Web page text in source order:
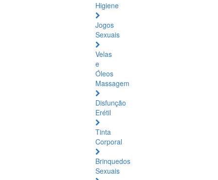
Higiene
Jogos
Sexuais
Velas
e
Óleos
Massagem
Disfunção
Erétil
Tinta
Corporal
Brinquedos
Sexuais